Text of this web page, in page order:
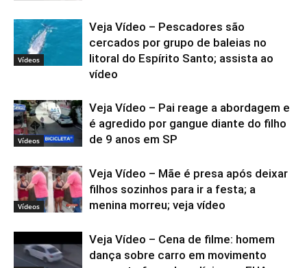
Vídeos
Veja Vídeo – Pescadores são
cercados por grupo de baleias no
litoral do Espírito Santo; assista ao
vídeo
Vídeos
Veja Vídeo – Pai reage a abordagem e
é agredido por gangue diante do filho
de 9 anos em SP
Vídeos
Veja Vídeo – Mãe é presa após deixar
filhos sozinhos para ir a festa; a
menina morreu; veja vídeo
Veja Vídeo – Cena de filme: homem
dança sobre carro em movimento